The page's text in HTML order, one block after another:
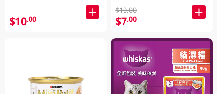
$10.00
$10.00
$7.00